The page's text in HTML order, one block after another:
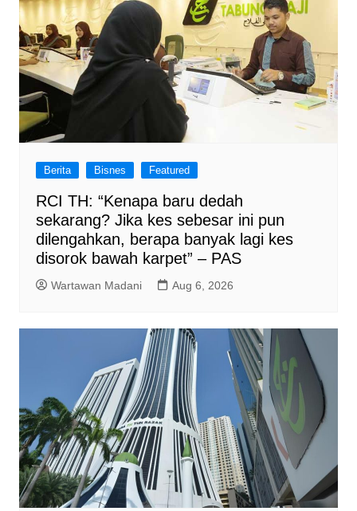
Berita Bisnes Featured
RCI TH: “Kenapa baru dedah
sekarang? Jika kes sebesar ini pun
dilengahkan, berapa banyak lagi kes
disorok bawah karpet” – PAS
Wartawan Madani Aug 6, 2026